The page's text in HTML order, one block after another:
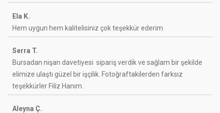
Ela K.
Hem uygun hem kalitelisiniz çok teşekkür ederim
Serra T.
Bursadan nişan davetiyesi sipariş verdik ve sağlam bir şekilde
elimize ulaştı güzel bir işçilik. Fotoğraftakilerden farksız
teşekkürler Filiz Hanım.
Aleyna Ç.